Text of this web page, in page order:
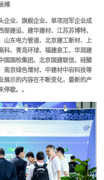
搏.
企业、旗舰企业、单项冠军企业成
建设、建华建材、江苏苏博特、
山东电力管道、北京建工新材、上
科、青岛环球、福建泉工、华润建
国国检集团、北京国建联信、硅酸
南京绿色增材、中建材中岩科技等
展示的内容在不断变化，最新的产
歇。。